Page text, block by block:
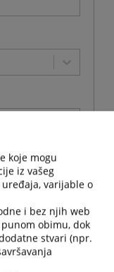
koje mogu
iz vašeg
varijable o
i bez njih web
obimu, dok
stvari (npr.